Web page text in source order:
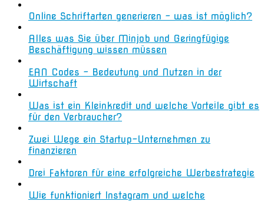
Online Schriftarten generieren – was ist möglich?
Alles was Sie über Minjob und Geringfügige
Beschäftigung wissen müssen
EAN Codes – Bedeutung und Nutzen in der
Wirtschaft
Was ist ein Kleinkredit und welche Vorteile gibt es
für den Verbraucher?
Zwei Wege ein Startup-Unternehmen zu
finanzieren
Drei Faktoren für eine erfolgreiche Werbestrategie
Wie funktioniert Instagram und welche